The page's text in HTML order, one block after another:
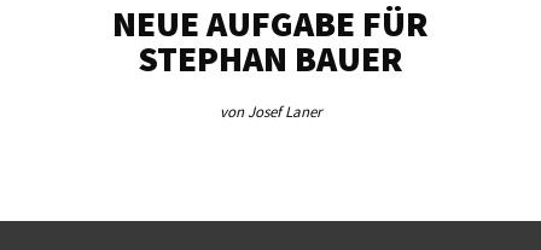
NEUE AUFGABE FÜR
STEPHAN BAUER
von Josef Laner